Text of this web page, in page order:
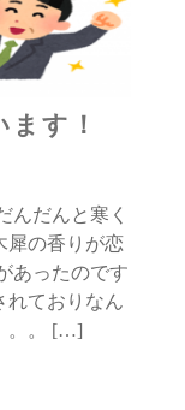
す！
んだんと寒く
犀の香りが恋
あったのです
れておりなん
。。 […]